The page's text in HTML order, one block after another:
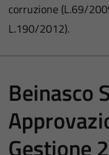
corruzione (L.69/
L.190/2012).
Beinasco
Gestione